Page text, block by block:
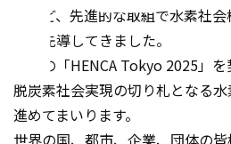
引など、先進的な取組で水素社
トを先導してきました。
今回の「HENCA Tokyo 2025」
脱炭素社会実現の切り札となる
進めてまいります。
世界の国、都市、企業、団体の